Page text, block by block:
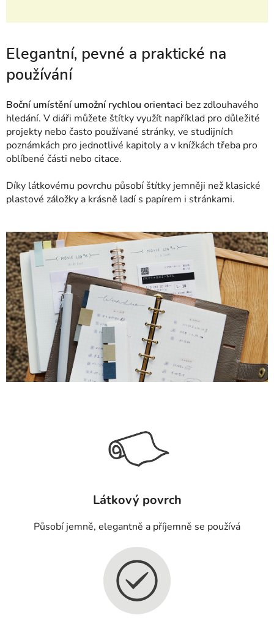
Elegantní, pevné a praktické na
používání
Boční umístění umožní rychlou orientaci bez zdlouhavého
hledání. V diáři můžete štítky využít například pro důležité
projekty nebo často používané stránky, ve studijních
poznámkách pro jednotlivé kapitoly a v knížkách třeba pro
oblíbené části nebo citace.
Díky látkovému povrchu působí štítky jemněji než klasické
plastové záložky a krásně ladí s papírem i stránkami.
Látkový povrch
Působí jemně, elegantně a příjemně se používá